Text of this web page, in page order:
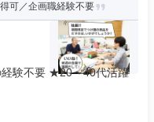
可／企画職経験不要
験不要 ★20～40代活躍